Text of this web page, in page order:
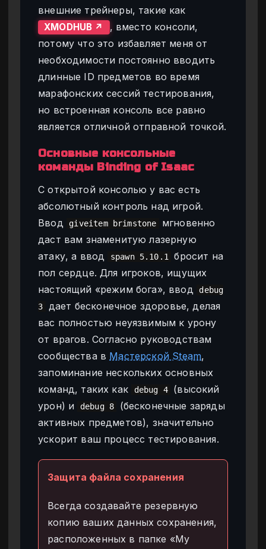
внешние трейнеры, такие как
XMODHUB ↗
, вместо консоли,
потому что это избавляет меня от
необходимости постоянно вводить
длинные ID предметов во время
марафонских сессий тестирования,
но встроенная консоль все равно
является отличной отправной точкой.
Основные консольные
команды Binding of Isaac
С открытой консолью у вас есть
абсолютный контроль над игрой.
Ввод
giveitem brimstone
мгновенно
даст вам знаменитую лазерную
атаку, а ввод
spawn 5.10.1
бросит на
пол сердце. Для игроков, ищущих
настоящий «режим бога», ввод
debug
3
дает бесконечное здоровье, делая
вас полностью неуязвимым к урону
от врагов. Согласно руководствам
сообщества в Мастерской Steam,
запоминание нескольких основных
команд, таких как
debug 4
(высокий
урон) и
debug 8
(бесконечные заряды
активных предметов), значительно
ускорит ваш процесс тестирования.
Защита файла сохранения
Всегда создавайте резервную
копию ваших данных сохранения,
расположенных в папке «My